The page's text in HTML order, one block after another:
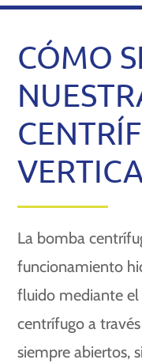
CÓMO
La bomba
funcionamiento
fluido mediante
centrífugo a
siempre abiertos,